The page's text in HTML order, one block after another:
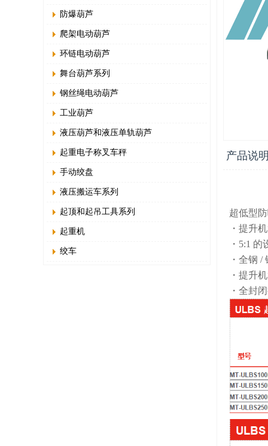
防爆葫芦
爬架电动葫芦
环链电动葫芦
舞台葫芦系列
钢丝绳电动葫芦
工业葫芦
液压葫芦和液压单轨葫芦
起重电子称叉车秤
手动绞盘
液压搬运车系列
起顶和起吊工具系列
起重机
绞车
产品说
超低型
・提升
・5:1 的
・全钢 /
・提升
・全封